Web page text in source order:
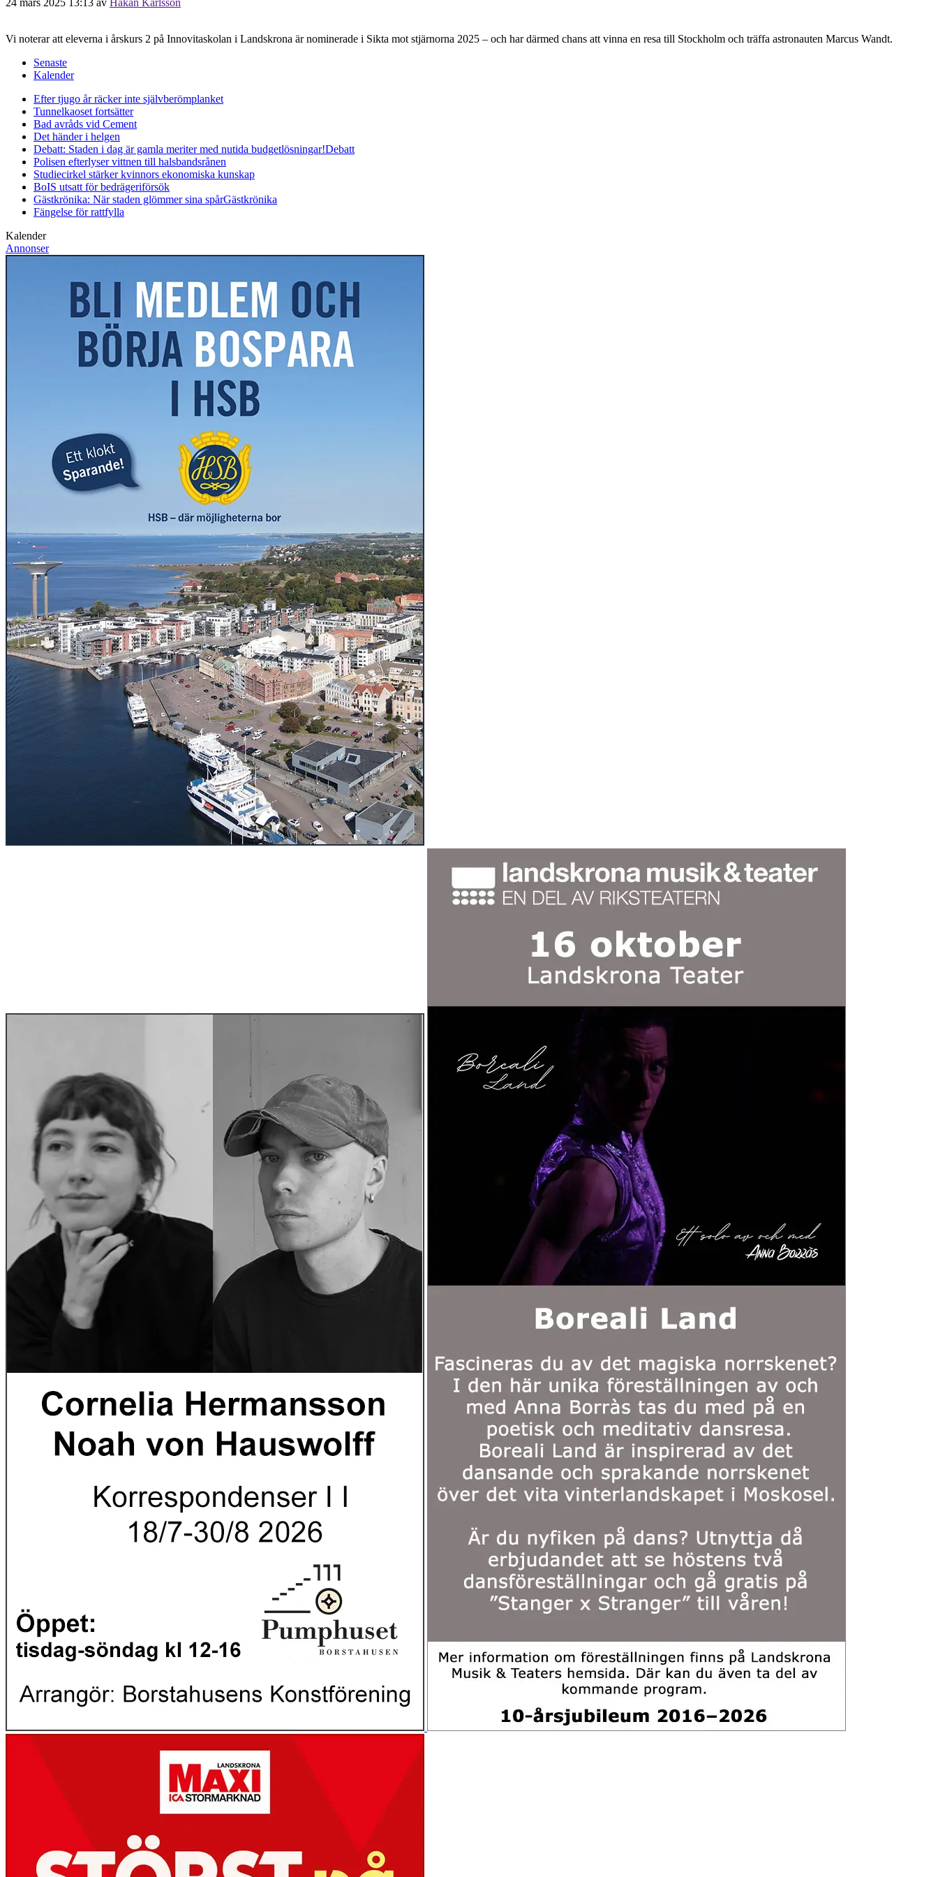
Vi noterar att eleverna i årskurs 2 på Innovitaskolan i Landskrona är nominerade i Sikta mot stjärnorna 2025 – och har därmed chans att vinna en resa till Stockholm och träffa astronauten Marcus Wandt.
Senaste
Kalender
Efter tjugo år räcker inte självberömplanket
Tunnelkaoset fortsätter
Bad avråds vid Cement
Det händer i helgen
Debatt: Staden i dag är gamla meriter med nutida budgetlösningar!Debatt
Polisen efterlyser vittnen till halsbandsrånen
Studiecirkel stärker kvinnors ekonomiska kunskap
BoIS utsatt för bedrägeriförsök
Gästkrönika: När staden glömmer sina spårGästkrönika
Fängelse för rattfylla
Kalender
Annonser